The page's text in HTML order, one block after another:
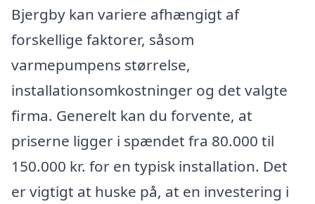
Bjergby kan variere afhængigt af
forskellige faktorer, såsom
varmepumpens størrelse,
installationsomkostninger og det valgte
firma. Generelt kan du forvente, at
priserne ligger i spændet fra 80.000 til
150.000 kr. for en typisk installation. Det
er vigtigt at huske på, at en investering i